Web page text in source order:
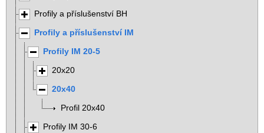
Profily a příslušenství BH
Profily a příslušenství IM
Profily IM 20-5
20x20
20x40
Profil 20x40
Profily IM 30-6